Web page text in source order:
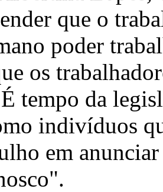
que o
poder
os
tempo da
indivíduos
em